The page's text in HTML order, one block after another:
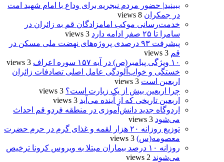
ببینید| حضور مردم نیجریه برای وداع با امام شهید امت
در جمکران 8 views
خدمت‌رسانی موکب امامزادگان قم به زائران در
سامرا تا ۲۵ صفر ادامه دارد
3 views
پیشرفت ۹۳ درصدی پروژه‌های نهضت ملی مسکن در
قم 3 views
۱۰ ویژگی پیامبر(ص) در آیه ۱۵۷ سوره اعراف
3 views
خستگی و خواب‌آلودگی عامل اصلی تصادفات زائران
اربعین است 3 views
چرا اربعین بیش از یک زیارت است؟ 3 views
اربعین تاریخی که از آینده می‌آید 3 views
اردوگاه جدید دانش‌آموزی در منطقه فردو قم احداث
می‌شود 3 views
توزیع روزانه ۲۰ هزار لقمه و غذای گرم در حرم حضرت
معصومه(س) 3 views
روزانه ۱۰ درصد بیماران مبتلا به ویروس کرونا ترخیص
می‌شوند 2 views